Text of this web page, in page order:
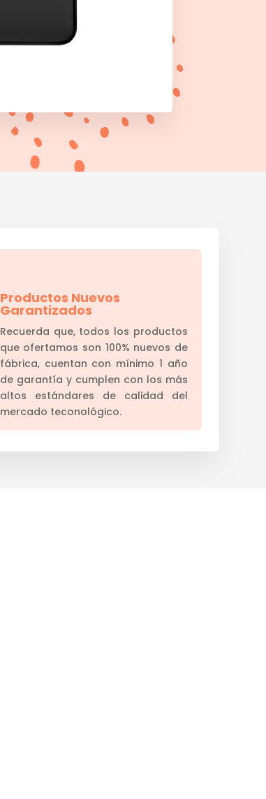
Productos Nuevos
Garantizados
Recuerda que, todos los productos
que ofertamos son 100% nuevos de
fábrica, cuentan con mínimo 1 año
de garantía y cumplen con los más
altos estándares de calidad del
mercado teconológico.